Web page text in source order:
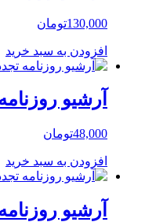
130,000تومان
افزودن به سبد خرید
آرشیو روزنامه
48,000تومان
افزودن به سبد خرید
آرشیو روزنامه